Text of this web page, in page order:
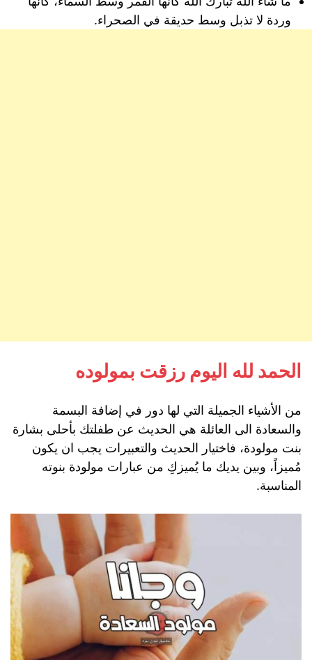
وردة لا تذبل وسط حديقة في الصحراء.
الحمد لله اليوم رزقت بمولوده
من الأشياء الجميلة التي لها دور في إضافة البسمة
والسعادة الى العائلة هي الحديث عن طفلتك بأحلى بشارة
بنت مولودة، فاختيار الحديث والتعبيرات يجب ان يكون
مُميزاً، وبين يديك ما يُميزكِ من عبارات مولودة بنوته
المناسبة.